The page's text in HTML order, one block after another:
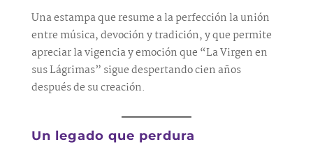
Una estampa que resume a la perfección la unión
entre música, devoción y tradición, y que permite
apreciar la vigencia y emoción que “La Virgen en
sus Lágrimas” sigue despertando cien años
después de su creación.
Un legado que perdura